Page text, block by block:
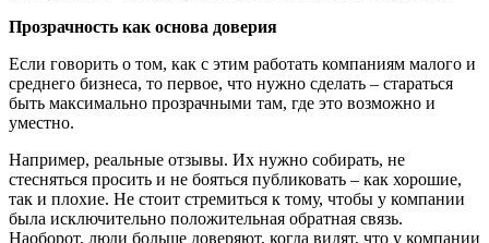
Прозрачность как основа доверия
Если говорить о том, как с этим работать компаниям малого и
среднего бизнеса, то первое, что нужно сделать – стараться
быть максимально прозрачными там, где это возможно и
уместно.
Например, реальные отзывы. Их нужно собирать, не
стесняться просить и не бояться публиковать – как хорошие,
так и плохие. Не стоит стремиться к тому, чтобы у компании
была исключительно положительная обратная связь.
Наоборот, люди больше доверяют, когда видят, что у компании